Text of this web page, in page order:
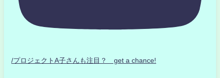
/プロジェクトA子さんも注目？ get a chance!